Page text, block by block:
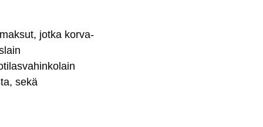
jot­ka kor­va­
se­kä